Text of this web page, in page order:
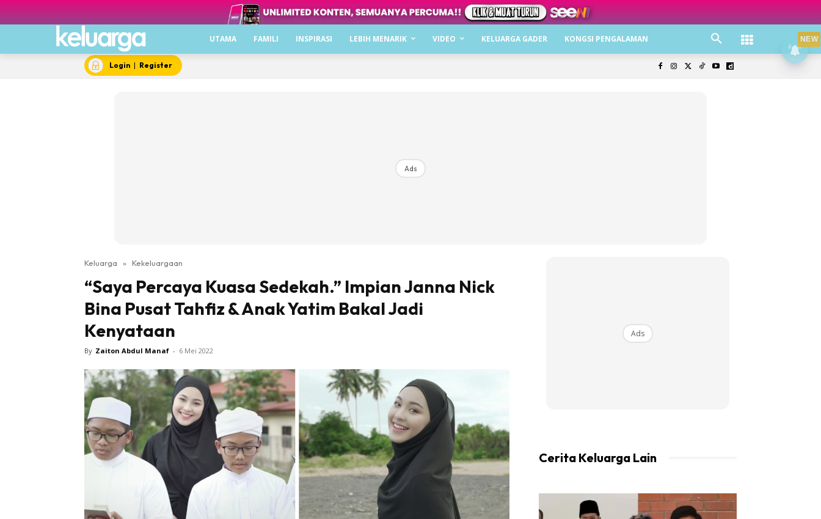
UTAMA FAMILI INSPIRASI LEBIH MENARIK VIDEO KELUARGA GADER KONGSI PENGALAMAN
Login | Register
Ads
Keluarga » Kekeluargaan
“Saya Percaya Kuasa Sedekah.” Impian Janna Nick
Bina Pusat Tahfiz & Anak Yatim Bakal Jadi
Kenyataan
By Zaiton Abdul Manaf - 6 Mei 2022
Ads
Cerita Keluarga Lain
NEW